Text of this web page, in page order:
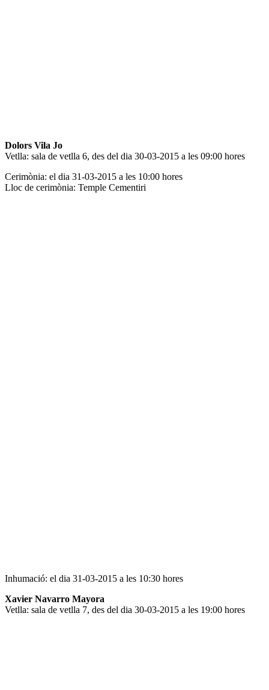
Dolors Vila Jo
Vetlla: sala de vetlla 6, des del dia 30-03-2015 a les 09:00 hores
Cerimònia: el dia 31-03-2015 a les 10:00 hores
Lloc de cerimònia: Temple Cementiri
Inhumació: el dia 31-03-2015 a les 10:30 hores
Xavier Navarro Mayora
Vetlla: sala de vetlla 7, des del dia 30-03-2015 a les 19:00 hores